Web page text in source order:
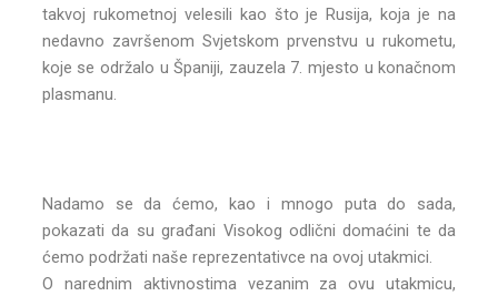
takvoj rukometnoj velesili kao što je Rusija, koja je na
nedavno završenom Svjetskom prvenstvu u rukometu,
koje se održalo u Španiji, zauzela 7. mjesto u konačnom
plasmanu.
Nadamo se da ćemo, kao i mnogo puta do sada,
pokazati da su građani Visokog odlični domaćini te da
ćemo podržati naše reprezentativce na ovoj utakmici.
O narednim aktivnostima vezanim za ovu utakmicu,